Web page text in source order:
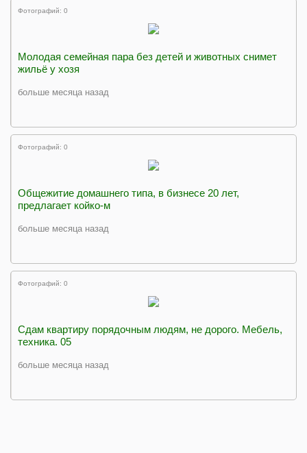
Фотографий: 0
Молодая семейная пара без детей и животных снимет
жильё у хозя
больше месяца назад
Фотографий: 0
Общежитие домашнего типа, в бизнесе 20 лет,
предлагает койко-м
больше месяца назад
Фотографий: 0
Cдам квартиру порядочным людям, не дорого. Мебель,
техника. 05
больше месяца назад